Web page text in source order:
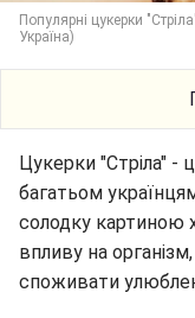
Популярні цукерки
Україна)
Цукерки "Стріла" -
багатьом
солодку картиною
впливу на
споживати